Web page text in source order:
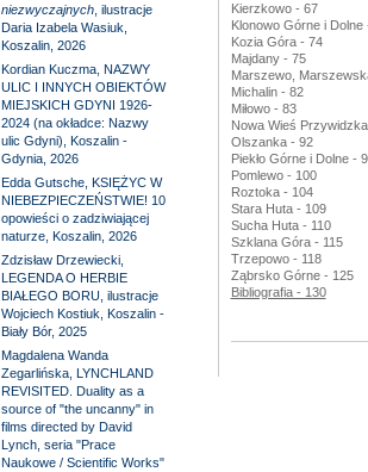
niezwyczajnych, ilustracje
Daria Izabela Wasiuk,
Koszalin, 2026
Kordian Kuczma, NAZWY
ULIC I INNYCH OBIEKTÓW
MIEJSKICH GDYNI 1926-
2024 (na okładce: Nazwy
ulic Gdyni), Koszalin -
Gdynia, 2026
Edda Gutsche, KSIĘŻYC W
NIEBEZPIECZEŃSTWIE! 10
opowieści o zadziwiającej
naturze, Koszalin, 2026
Zdzisław Drzewiecki,
LEGENDA O HERBIE
BIAŁEGO BORU, ilustracje
Wojciech Kostiuk, Koszalin -
Biały Bór, 2025
Magdalena Wanda
Zegarlińska, LYNCHLAND
REVISITED. Duality as a
source of "the uncanny" in
films directed by David
Lynch, seria "Prace
Naukowe / Scientific Works"
Kierzkowo - 67
Klonowo Górne i Dolne
Kozia Góra - 74
Majdany - 75
Marszewo,
Michalin - 82
Miłowo - 83
Nowa Wieś
Olszanka - 92
Piekło Górne i Dolne -
Pomlewo - 100
Roztoka - 104
Stara Huta - 109
Sucha Huta - 110
Szklana Góra - 115
Trzepowo - 118
Ząbrsko Górne - 125
Bibliografia - 130